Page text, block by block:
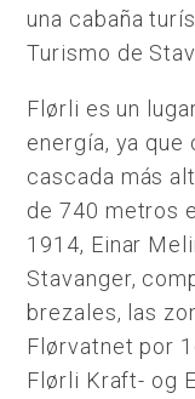
una cabaña
Turismo de
Flørli es un
energía, ya que
cascada más
de 740 metros
1914, Einar
Stavanger,
brezales, las
Flørvatnet por
Flørli Kraft- og